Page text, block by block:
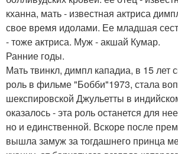
кханна, мать - известная актриса
свое время идолами. Ее младшая
- тоже актриса. Муж - акшай Кумар.
Ранние годы.
Мать твинкл, димпл кападиа, в 15 лет
роль в фильме "Бобби"1973, стала
шекспировской Джульетты в
оказалось - эта роль останется для
но и единственной. Вскоре после
вышла замуж за тогдашнего принца